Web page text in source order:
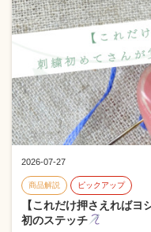
2026-07-27
商品解説 ピックアップ
【これだけ押さえれば
初のステッチ